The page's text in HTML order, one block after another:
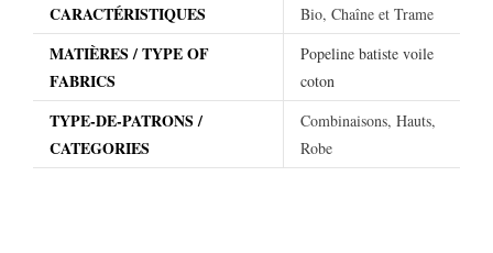
CARACTÉRISTIQUES Bio, Chaîne et Trame
MATIÈRES / TYPE OF
FABRICS
Popeline batiste voile
coton
TYPE-DE-PATRONS /
CATEGORIES
Combinaisons, Hauts,
Robe